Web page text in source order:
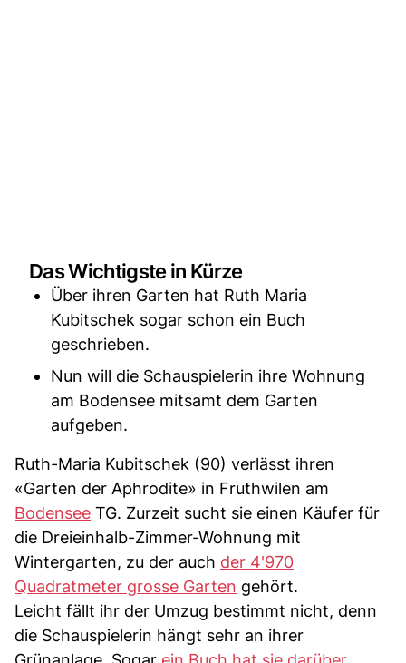
Das Wichtigste in Kürze
Über ihren Garten hat Ruth Maria
Kubitschek sogar schon ein Buch
geschrieben.
Nun will die Schauspielerin ihre Wohnung
am Bodensee mitsamt dem Garten
aufgeben.
Ruth-Maria Kubitschek (90) verlässt ihren
«Garten der Aphrodite» in Fruthwilen am
Bodensee TG. Zurzeit sucht sie einen Käufer für
die Dreieinhalb-Zimmer-Wohnung mit
Wintergarten, zu der auch der 4'970
Quadratmeter grosse Garten gehört.
Leicht fällt ihr der Umzug bestimmt nicht, denn
die Schauspielerin hängt sehr an ihrer